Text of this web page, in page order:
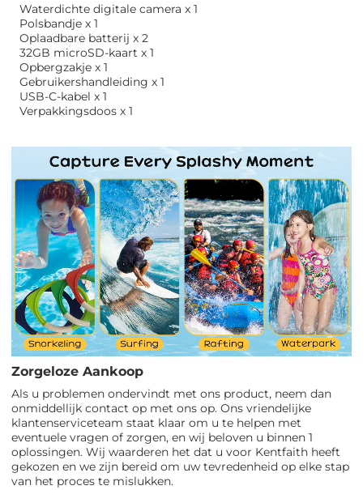
Waterdichte digitale camera x 1
Polsbandje x 1
Oplaadbare batterij x 2
32GB microSD-kaart x 1
Opbergzakje x 1
Gebruikershandleiding x 1
USB-C-kabel x 1
Verpakkingsdoos x 1
Zorgeloze Aankoop
Als u problemen ondervindt met ons product, neem dan
onmiddellijk contact op met ons op. Ons vriendelijke
klantenserviceteam staat klaar om u te helpen met
eventuele vragen of zorgen, en wij beloven u binnen 1
oplossingen. Wij waarderen het dat u voor Kentfaith heeft
gekozen en we zijn bereid om uw tevredenheid op elke stap
van het proces te mislukken.